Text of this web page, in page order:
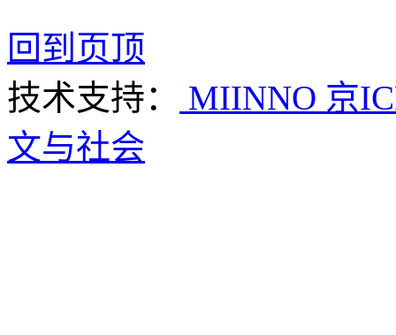
回到页顶
技术支持：
MIINNO 京
文与社会